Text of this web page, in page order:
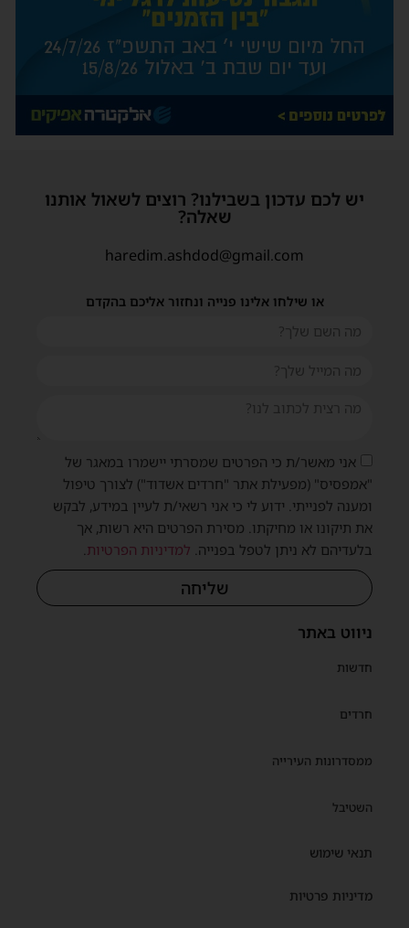
ניווט באתר
חדשות
חרדים
ממסדרונות העירייה
השטיבל
תנאי שימוש
מדיניות פרטיות
יש לכם עדכון בשבילנו? רוצים לשאול אותנו
שאלה?
haredim.ashdod@gmail.com
או שילחו אלינו פנייה ונחזור אליכם בהקדם
אני מאשר/ת כי הפרטים שמסרתי יישמרו במאגר של
"אמפסיס" (מפעילת אתר "חרדים אשדוד") לצורך טיפול
ומענה לפנייתי. ידוע לי כי אני רשאי/ת לעיין במידע, לבקש
את תיקונו או מחיקתו. מסירת הפרטים היא רשות, אך
בלעדיהם לא ניתן לטפל בפנייה. למדיניות הפרטיות
שליחה